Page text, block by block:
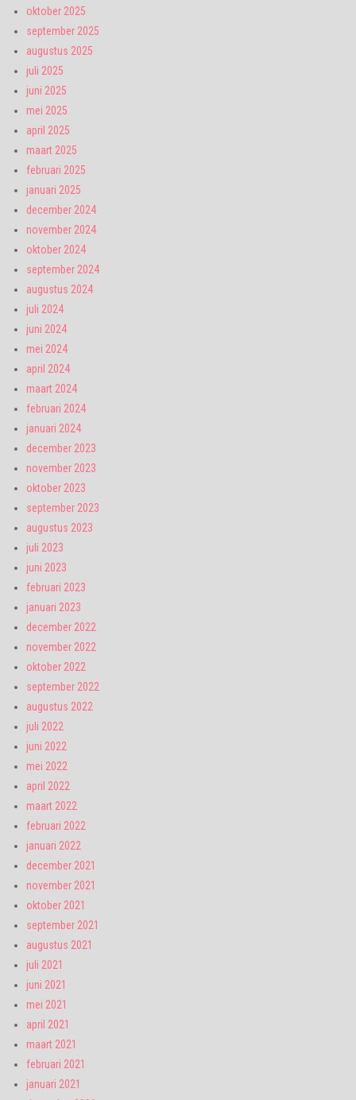
oktober 2025
september 2025
augustus 2025
juli 2025
juni 2025
mei 2025
april 2025
maart 2025
februari 2025
januari 2025
december 2024
november 2024
oktober 2024
september 2024
augustus 2024
juli 2024
juni 2024
mei 2024
april 2024
maart 2024
februari 2024
januari 2024
december 2023
november 2023
oktober 2023
september 2023
augustus 2023
juli 2023
juni 2023
februari 2023
januari 2023
december 2022
november 2022
oktober 2022
september 2022
augustus 2022
juli 2022
juni 2022
mei 2022
april 2022
maart 2022
februari 2022
januari 2022
december 2021
november 2021
oktober 2021
september 2021
augustus 2021
juli 2021
juni 2021
mei 2021
april 2021
maart 2021
februari 2021
januari 2021